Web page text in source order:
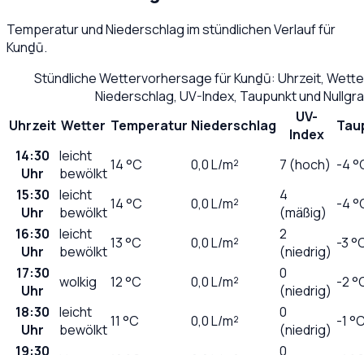
Temperatur und Niederschlag im stündlichen Verlauf für
Kunḏū.
Stündliche Wettervorhersage fürKunḏū: Uhrzeit,
Niederschlag, UV-Index, Taupunkt und
Uhrzeit Wetter Temperatur Niederschlag
UV-
Index
14:30
Uhr
leicht
bewölkt14°C 0,0L/m² 7 (hoch) -4
15:30
Uhr
leicht
bewölkt14°C 0,0L/m²
4
(mäßig)
-4
16:30
Uhr
leicht
bewölkt13°C 0,0L/m²
2
(niedrig) -3
17:30
Uhr
wolkig 12°C 0,0L/m²
0
(niedrig) -2
18:30
Uhr
leicht
bewölkt11 °C 0,0L/m²
0
(niedrig) -1
19:30
0